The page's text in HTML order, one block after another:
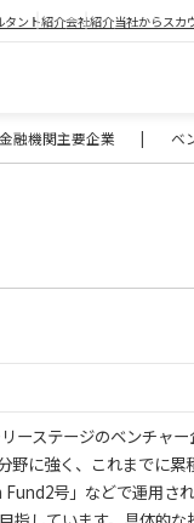
タント紹介会社紹介当社からスカ
金融機関主要企業 | ベ
ステージのベンチャー
野に強く、これまでに
号」などで運用さ